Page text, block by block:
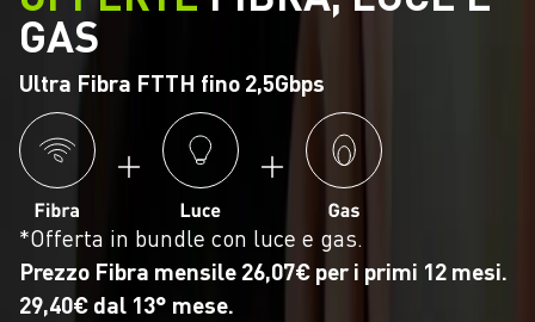
GAS
Ultra Fibra FTTH fino 2,5Gbps
*Offerta in bundle con luce e gas.
Prezzo Fibra mensile 26,07€ per i primi 12 mesi.
29,40€ dal 13° mese.